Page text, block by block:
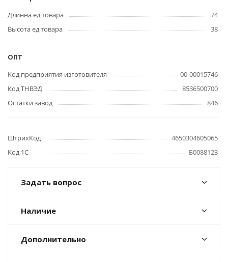
Длинна ед товара
74
Высота ед товара
38
ОПТ
Код предприятия изготовителя
00-00015746
Код ТНВЭД
8536500700
Остатки завод
846
ШтрихКод
4650304605065
Код 1С
Б0088123
Задать вопрос
Наличие
Дополнительно